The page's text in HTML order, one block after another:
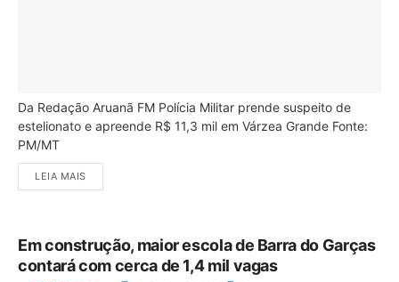
Da Redação Aruanã FM Polícia Militar prende suspeito de
estelionato e apreende R$ 11,3 mil em Várzea Grande Fonte:
PM/MT
LEIA MAIS
Em construção, maior escola de Barra do Garças
contará com cerca de 1,4 mil vagas